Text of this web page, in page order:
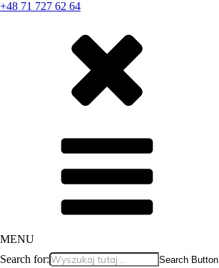
+48 71 727 62 64
MENU
Search for:
Search Button